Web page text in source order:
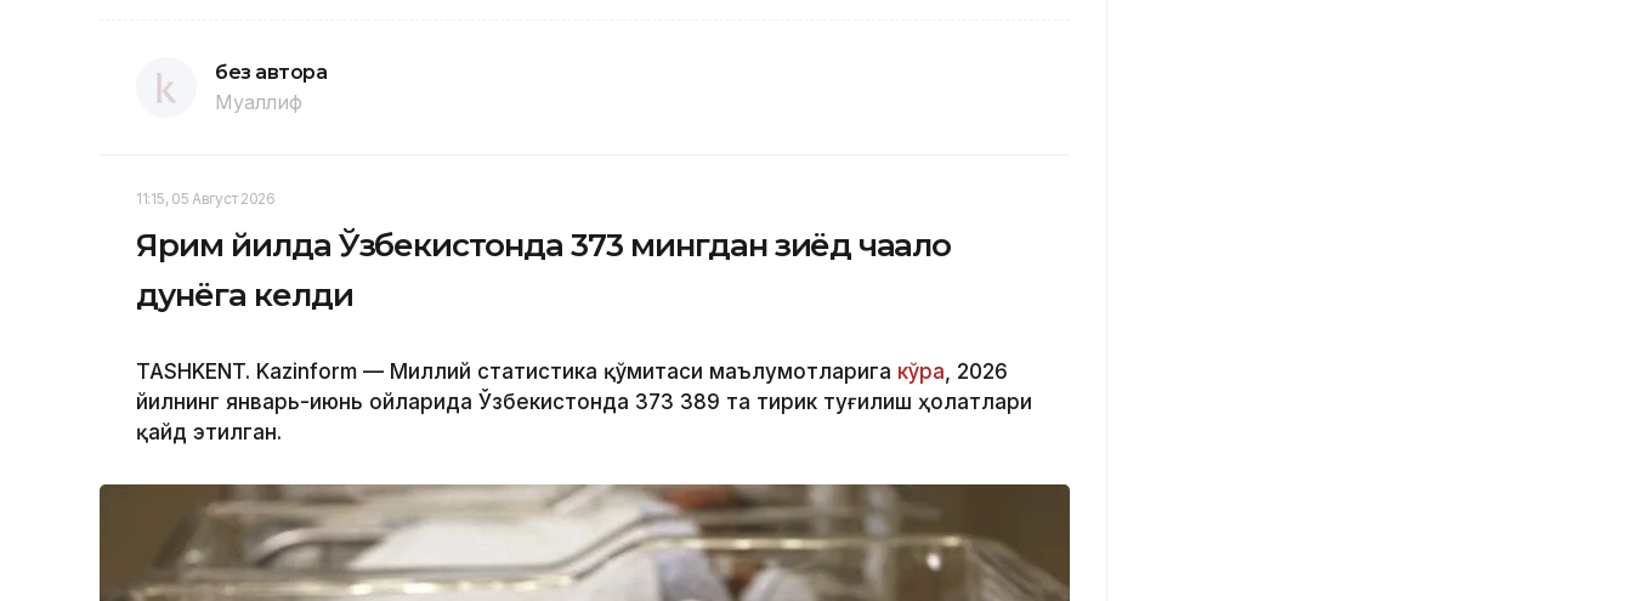
без автора
Муаллиф
11:15, 05 Август 2026
Ярим йилда Ўзбекистонда 373 мингдан зиёд чақалоқ
дунёга келди
TASHKENT. Kazinform — Миллий статистика қўмитаси маълумотларига кўра, 2026
йилнинг январь-июнь ойларида Ўзбекистонда 373 389 та тирик туғилиш ҳолатлари
қайд этилган.